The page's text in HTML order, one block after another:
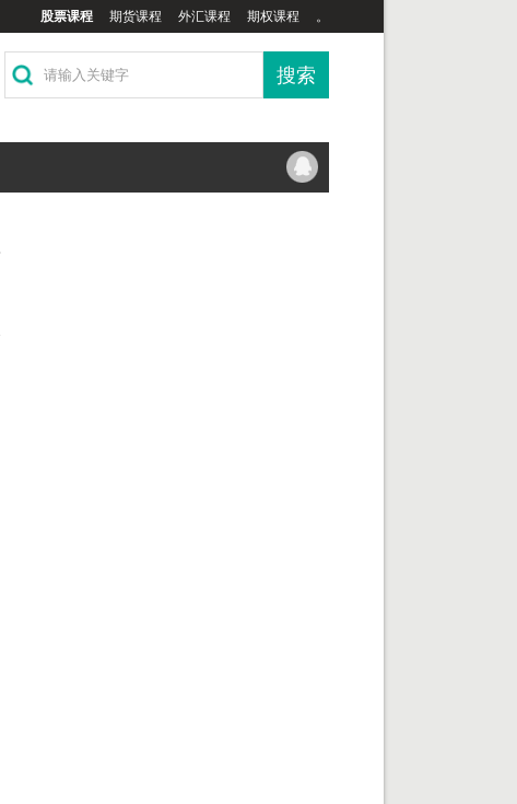
股票课程 期货课程 外汇课程 期权课程 。